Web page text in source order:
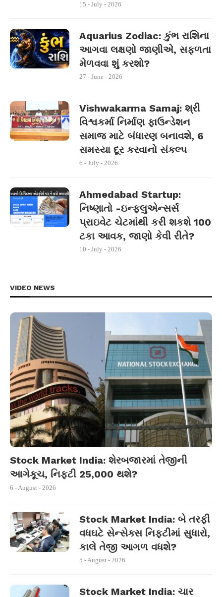
15 - July - 2026
Aquarius Zodiac: કુંભ રાશિના
આગવા લક્ષણો જાણીએ, સફળતા
મેળવવા શું કરશો?
27 - June - 2026
Vishwakarma Samaj: શ્રી
વિશ્વકર્મા નિર્માણ ફાઉન્ડેશન
સમાજ માટે બંધારણ બનાવશે, 6
સમસ્યા દૂર કરવાનો સંકલ્પ
6 - July - 2026
Ahmedabad Startup:
નિષ્ણાતો -ઇન્ફ્લુએન્સર્સ
પ્રાઇવેટ ચેટમાંથી કરી શકશે 100
ટકા આવક, જાણો કેવી રીતે?
10 - July - 2026
VIDEO NEWS
Stock Market India: શેરબજારમાં તેજીની
આગેકૂચ, નિફ્ટી 25,000 થશે?
6 - August - 2026
Stock Market India: બે તરફી
વધઘટે સેન્સેક્સ નિફ્ટીમાં સુધારો,
કાલે તેજી આગળ વધશે?
5 - August - 2026
Stock Market India: ચાર